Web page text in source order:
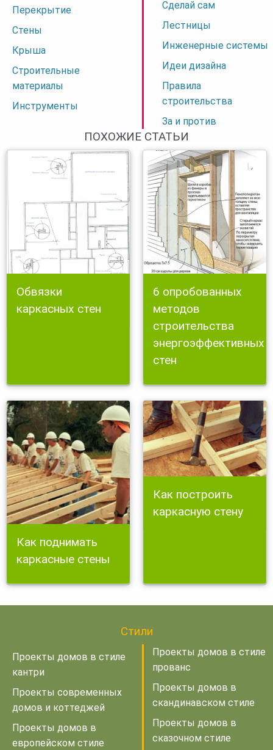
Перекрытие
Стены
Крыша
Строительные
материалы
Инструменты
Сделай сам
Лестницы
Инженерные системы
Идеи дизайна
Правила
строительства
За и против
ПОХОЖИЕ СТАТЬИ
Обвязки
каркасных стен
6 опробованных
методов
строительства
энергоэффективных
стен
Как поднимать
каркасные стены
Как построить
каркасную стену
Стили
Проекты домов в стиле
кантри
Проекты современных
домов и коттеджей
Проекты домов в
европейском стиле
Проекты домов в стиле
прованс
Проекты домов в
скандинавском стиле
Проекты домов в
сказочном стиле